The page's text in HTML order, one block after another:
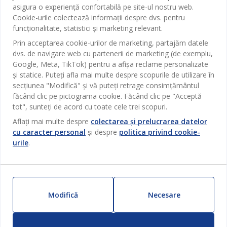
Birou
Sufragerie
Bucătărie
Depozitare
Perdele
Grădină
Pentru casă
Outlet
Produse noi
ZILNIC PREȚ MIC
Contact Relații Clienți
Magazine și program
Broșură
Termeni si conditii vânzări online
Garantia prețului
Garanția Produselor
Politica de confidentialitate
Card cadou
Livrare
Reclamații
JYSK
Despre JYSK
JYSK.com
Presă
Locuri de muncă
Newsletter
Inspirație
SEDIU CENTRAL
TAROL-DD S.R.L. str. Jubiliara, 41A mun. Chișinău, Republica
Moldova
JYSK BUSINESS TO BUSINESS
Vânzări și relații clienți persoane juridice
Telefon: 060 531 531
E-mail: jysk@jysk.md
JYSK RELAȚII CLIENȚI
Contact Relații Clienți
Telefon: 022 022 030
E-mail: support@jysk.md
Urmărește Jysk
asigura o experiență confortabilă pe site-ul nostru web.
Cookie-urile colectează informații despre dvs. pentru
funcționalitate, statistici și marketing relevant.
Prin acceptarea cookie-urilor de marketing, partajăm datele
dvs. de navigare web cu partenerii de marketing (de exemplu,
Google, Meta, TikTok) pentru a afișa reclame personalizate
și statice. Puteți afla mai multe despre scopurile de utilizare în
secțiunea "Modifică" și vă puteți retrage consimțământul
făcând clic pe pictograma cookie. Făcând clic pe "Acceptă
tot", sunteți de acord cu toate cele trei scopuri.
Aflați mai multe despre colectarea și prelucrarea datelor
cu caracter personal și despre politica privind cookie-
urile.
Modifică Necesare